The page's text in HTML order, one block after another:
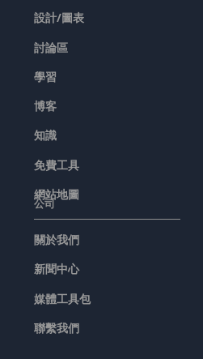
設計/圖表
討論區
學習
博客
知識
免費工具
網站地圖
公司
關於我們
新聞中心
媒體工具包
聯繫我們